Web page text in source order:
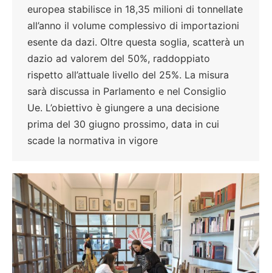
europea stabilisce in 18,35 milioni di tonnellate
all’anno il volume complessivo di importazioni
esente da dazi. Oltre questa soglia, scatterà un
dazio ad valorem del 50%, raddoppiato
rispetto all’attuale livello del 25%. La misura
sarà discussa in Parlamento e nel Consiglio
Ue. L’obiettivo è giungere a una decisione
prima del 30 giugno prossimo, data in cui
scade la normativa in vigore